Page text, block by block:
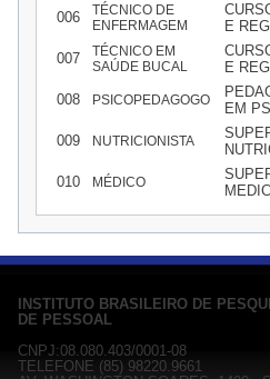
006
TÉCNICO DE
ENFERMAGEM
E
007
TÉCNICO EM
SAÚDE BUCAL
E
008
PSICOPEDAGOGO
EM
009
NUTRICIONISTA
010
MÉDICO
INSTITUTO BRASILEIRO DE
DE PESSOAL
CNPJ:08.080.403/0001-08
TELEFONE (85) 98220.9661